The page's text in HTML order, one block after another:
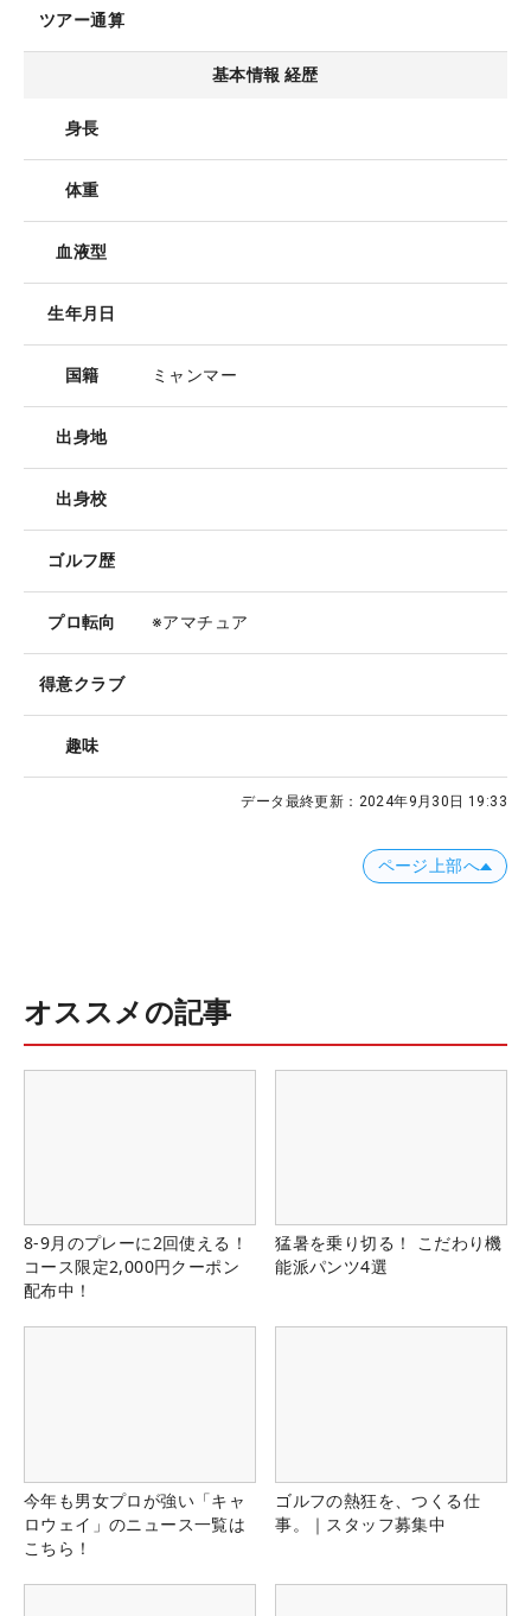
ツアー通算
基本情報 経歴
身長
体重
血液型
生年月日
国籍 ミャンマー
出身地
出身校
ゴルフ歴
プロ転向 ※アマチュア
得意クラブ
趣味
データ最終更新： 2024年9月30日 19:33
ページ上部へ
オススメの記事
8-9月のプレーに2回使える！
コース限定2,000円クーポン
配布中！
猛暑を乗り切る！ こだわり機
能派パンツ4選
今年も男女プロが強い「キャ
ロウェイ」のニュース一覧は
こちら！
ゴルフの熱狂を、つくる仕
事。｜スタッフ募集中